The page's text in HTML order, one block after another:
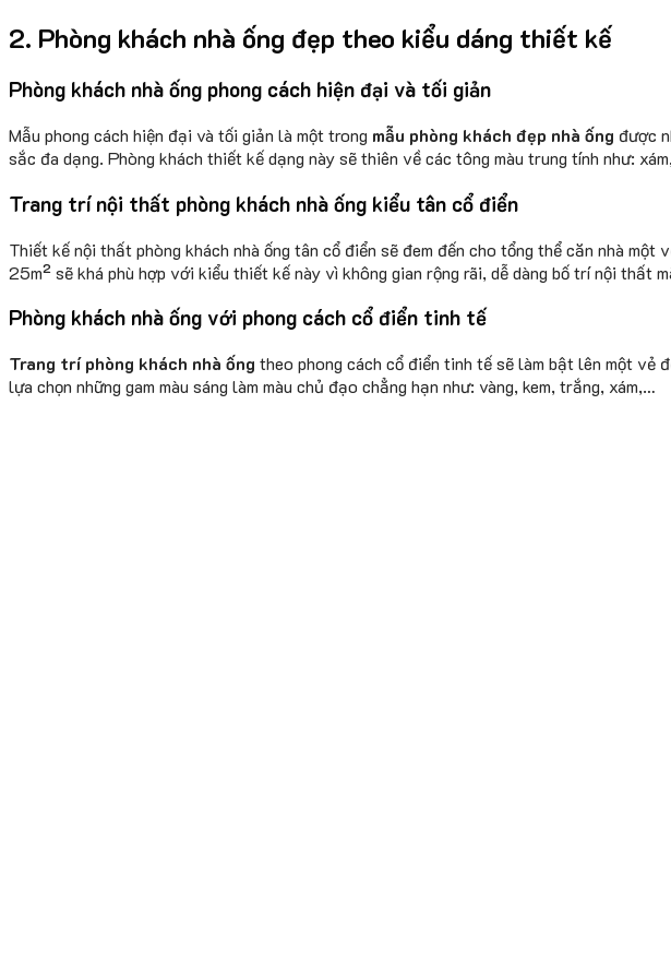
2. Phòng khách nhà ống đẹp theo kiểu dáng thiết kế
Phòng khách nhà ống phong cách hiện đại và tối giản
Mẫu phong cách hiện đại và tối giản là một trong mẫu phòng khách đẹp nhà ống được
sắc đa dạng. Phòng khách thiết kế dạng này sẽ thiên về các tông màu trung tính như:
Trang trí nội thất phòng khách nhà ống kiểu tân cổ điển
Thiết kế nội thất phòng khách nhà ống tân cổ điển sẽ đem đến cho tổng thể căn nhà
25m² sẽ khá phù hợp với kiểu thiết kế này vì không gian rộng rãi, dễ dàng bố trí nội thất
Phòng khách nhà ống với phong cách cổ điển tinh tế
Trang trí phòng khách nhà ống theo phong cách cổ điển tinh tế sẽ làm bật lên một vẻ
lựa chọn những gam màu sáng làm màu chủ đạo chẳng hạn như: vàng, kem, trắng, xám,…